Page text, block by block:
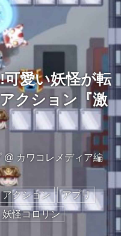
愛い妖怪が転
クション『激
@ カワコレメディア編
アクション
アプリ
妖怪コロリン